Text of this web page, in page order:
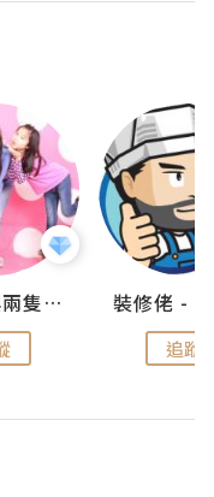
儍媽媽與兩隻小魔怪之家
追蹤